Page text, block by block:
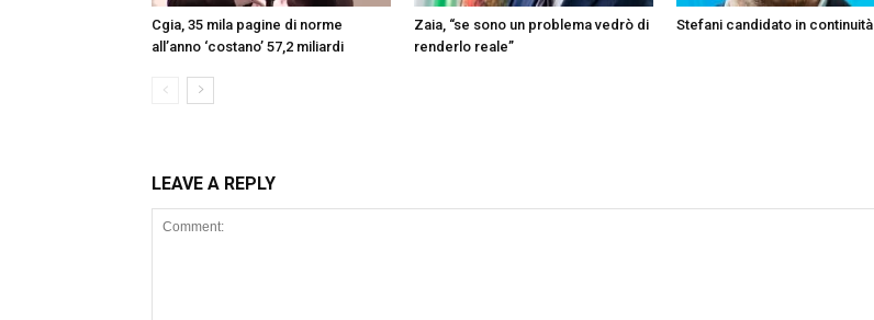
Cgia, 35 mila pagine di norme
all’anno ‘costano’ 57,2 miliardi
Zaia, “se sono un problema vedrò di
renderlo reale”
Stefani candidato in continuità
LEAVE A REPLY